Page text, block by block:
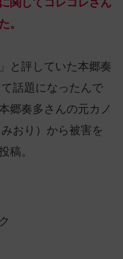
関してコレコレさん
。
と評していた本郷奏
話題になったんで
郷奏多さんの元カノ
おり）から被害を
稿。